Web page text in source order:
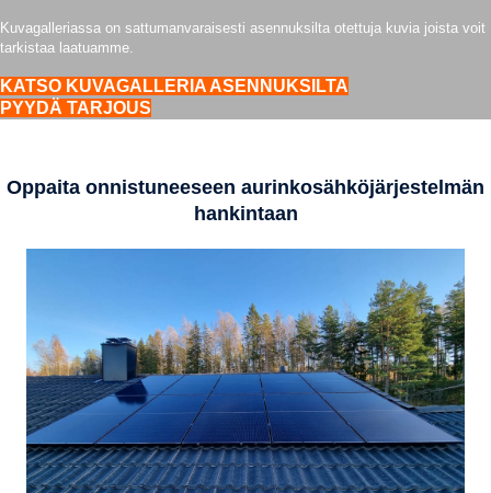
Kuvagalleriassa on sattumanvaraisesti asennuksilta otettuja kuvia joista voit
tarkistaa laatuamme.
KATSO KUVAGALLERIA ASENNUKSILTA
PYYDÄ TARJOUS
Oppaita onnistuneeseen aurinkosähköjärjestelmän
hankintaan